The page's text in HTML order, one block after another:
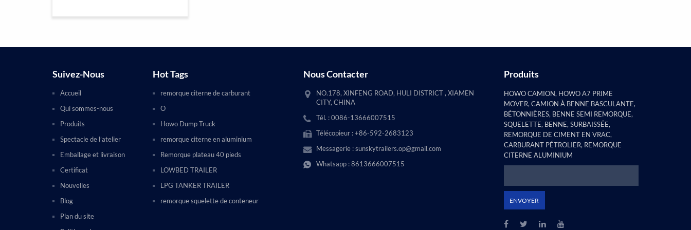
Suivez-Nous
Accueil
Qui sommes-nous
Produits
Spectacle de l’atelier
Emballage et livraison
Certificat
Nouvelles
Blog
Plan du site
Hot Tags
remorque citerne de carburant
O
Howo Dump Truck
remorque citerne en aluminium
Remorque plateau 40 pieds
LOWBED TRAILER
LPG TANKER TRAILER
remorque squelette de conteneur
Nous Contacter
NO.178, XINFENG ROAD, HULI DISTRICT , XIAMEN
CITY, CHINA
Tél. : 0086-13666007515
Télécopieur : +86-592-2683123
Messagerie :sunskytrailers.op@gmail.com
Whatsapp :8613666007515
Produits
HOWO CAMION, HOWO A7 PRIME
MOVER, CAMION À BENNE BASCULANTE,
BÉTONNIÈRES, BENNE SEMI REMORQUE,
SQUELETTE, BENNE, SURBAISSÉE,
REMORQUE DE CIMENT EN VRAC,
CARBURANT PÉTROLIER, REMORQUE
CITERNE ALUMINIUM